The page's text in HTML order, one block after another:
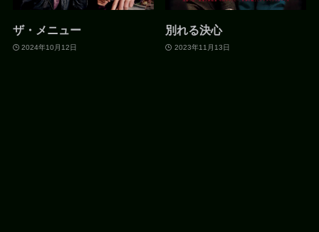
ザ・メニュー
2024年10月12日
別れる決心
2023年11月13日